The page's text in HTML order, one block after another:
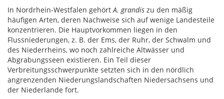
In Nordrhein-Westfalen gehört A. grandis zu den mäßig
häufigen Arten, deren Nachweise sich auf wenige Landesteile
konzentrieren. Die Hauptvorkommen liegen in den
Flussniederungen, z. B. der Ems, der Ruhr, der Schwalm und
des Niederrheins, wo noch zahlreiche Altwässer und
Abgrabungsseen existieren. Ein Teil dieser
Verbreitungsschwerpunkte setzten sich in den nördlich
angrenzenden Niederungslandschaften Niedersachsens und
der Niederlande fort.